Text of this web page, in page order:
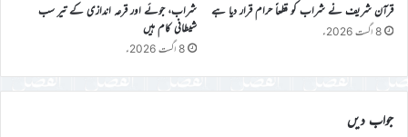
قرآن شریف نے شراب کو قطعاً حرام قرار دیا ہے
8 اگست 2026ء
شراب، جوئے اور قرعہ اندازی کے تیر سب
شیطانی کام ہیں
8 اگست 2026ء
جواب دیں